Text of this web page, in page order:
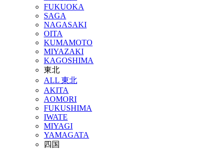
FUKUOKA
SAGA
NAGASAKI
OITA
KUMAMOTO
MIYAZAKI
KAGOSHIMA
東北
ALL 東北
AKITA
AOMORI
FUKUSHIMA
IWATE
MIYAGI
YAMAGATA
四国